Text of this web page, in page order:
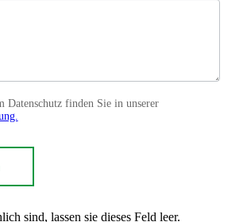
Datenschutz finden Sie in unserer
sind, lassen sie dieses Feld leer.